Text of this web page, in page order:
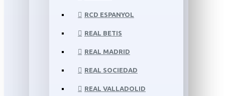
RCD ESPANYOL
REAL BETIS
REAL MADRID
REAL SOCIEDAD
REAL VALLADOLID